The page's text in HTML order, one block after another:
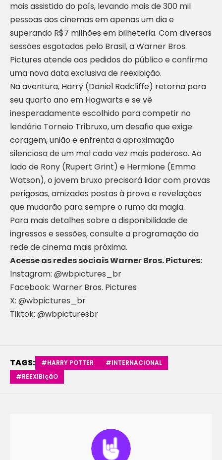
mais assistido do país, levando mais de 300 mil
pessoas aos cinemas em apenas um dia e
superando R$7 milhões em bilheteria. Com diversas
sessões esgotadas pelo Brasil, a Warner Bros.
Pictures atende aos pedidos do público e confirma
uma nova data exclusiva de reexibição.
Na aventura, Harry (Daniel Radcliffe) retorna para
seu quarto ano em Hogwarts e se vê
inesperadamente escolhido para competir no
lendário Torneio Tribruxo, um desafio que exige
coragem, união e enfrenta a aproximação
silenciosa de um mal cada vez mais poderoso. Ao
lado de Rony (Rupert Grint) e Hermione (Emma
Watson), o jovem bruxo precisará lidar com provas
perigosas, amizades postas à prova e revelações
que mudarão para sempre o rumo da magia.
Para mais detalhes sobre a disponibilidade de
ingressos e sessões, consulte a programação da
rede de cinema mais próxima.
Acesse as redes sociais Warner Bros. Pictures:
Instagram: @wbpictures_br
Facebook: Warner Bros. Pictures
X: @wbpictures_br
Tiktok: @wbpicturesbr
TAGS: #HARRY POTTER
#INTERNACIONAL
#REEXIBIçãO